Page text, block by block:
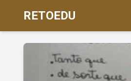
RETOEDU